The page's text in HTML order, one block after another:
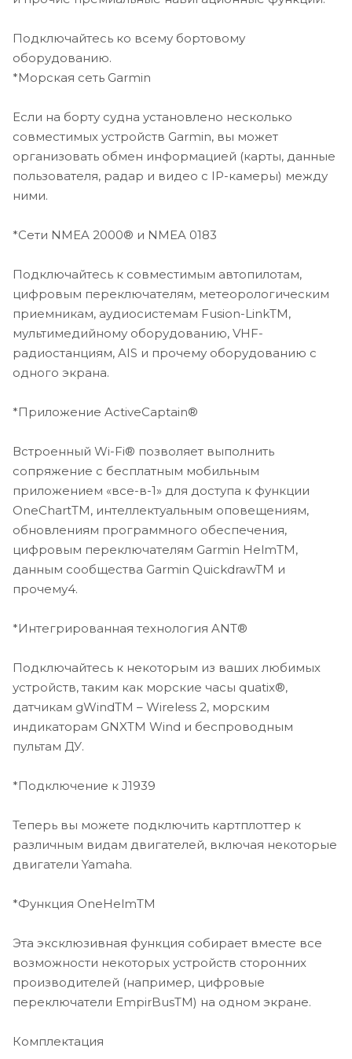
Теперь вы можете подключить картплоттер к
различным видам двигателей, включая некоторые
двигатели Yamaha.
Эта эксклюзивная функция собирает вместе все
возможности некоторых устройств сторонних
производителей (например, цифровые
переключатели EmpirBusTM) на одном экране.
Предустановленная карта памяти microSD™
Кабель питания
Тройник-коннектор NMEA 2000®
Ответвительный кабель NMEA 2000 (2 метра)
Переходной кабель 8-штырьковый трансдьюсер/ 12-
Комплект монтажной скобы с винтами
Защитная крышка
Размеры 30,8 x 22,8 x 8,2 см
Размеры дисплея диагональ12,1" (26,2 x 16,3 см;
Разрешение дисплея 1280 x 800 пикселей
Тип дисплея WXGA
Вес, г 3,0 кг
Водонепроницаемость Да (IPX7)
Ввод/вывод NMEA Совместимость с NMEA 2000®
Антенна Внутренняя или внешняя по NMEA 2000
Карта памяти 2 карты памяти microSD™ (задняя
панель устройства)
Варианты установки На скобе, заподлицо
Технология сонара CHIRP Да
Подключайтесь ко всему бортовому
оборудованию.
*Морская сеть Garmin
Если на борту судна установлено несколько
совместимых устройств Garmin, вы может
организовать обмен информацией (карты, данные
пользователя, радар и видео с IP-камеры) между
ними.
*Сети NMEA 2000® и NMEA 0183
Подключайтесь к совместимым автопилотам,
цифровым переключателям, метеорологическим
приемникам, аудиосистемам Fusion-LinkTM,
мультимедийному оборудованию, VHF-
радиостанциям, AIS и прочему оборудованию с
одного экрана.
*Приложение ActiveCaptain®
Встроенный Wi-Fi® позволяет выполнить
сопряжение с бесплатным мобильным
приложением «все-в-1» для доступа к функции
OneChartTM, интеллектуальным оповещениям,
обновлениям программного обеспечения,
цифровым переключателям Garmin HelmTM,
данным сообщества Garmin QuickdrawTM и
прочему4.
*Интегрированная технология ANT®
Подключайтесь к некоторым из ваших любимых
устройств, таким как морские часы quatix®,
датчикам gWindTM – Wireless 2, морским
индикаторам GNXTM Wind и беспроводным
пультам ДУ.
*Подключение к J1939
Теперь вы можете подключить картплоттер к
различным видам двигателей, включая некоторые
двигатели Yamaha.
*Функция OneHelmTM
Эта эксклюзивная функция собирает вместе все
возможности некоторых устройств сторонних
производителей (например, цифровые
переключатели EmpirBusTM) на одном экране.
Комплектация